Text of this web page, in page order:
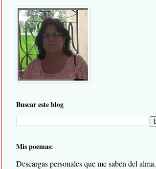
Buscar este blog
Mis poemas:
Descargas personales que me saben del alma.